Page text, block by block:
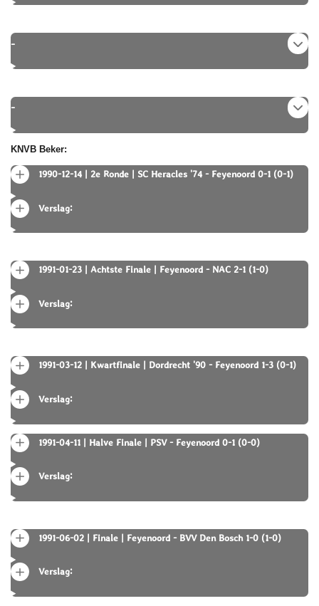
-
-
KNVB Beker:
1990-12-14 | 2e Ronde | SC Heracles '74 - Feyenoord 0-1 (0-1)
Verslag:
1991-01-23 | Achtste Finale | Feyenoord - NAC 2-1 (1-0)
Verslag:
1991-03-12 | Kwartfinale | Dordrecht '90 - Feyenoord 1-3 (0-1)
Verslag:
1991-04-11 | Halve Finale | PSV - Feyenoord 0-1 (0-0)
Verslag:
1991-06-02 | Finale | Feyenoord - BVV Den Bosch 1-0 (1-0)
Verslag: